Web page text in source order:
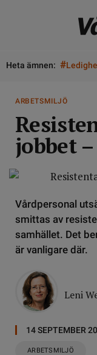
Heta ämnen: #
ARBETSMILJÖ
jobbet
Vårdpersonal
smittas av
samhället. Det
är vanligare där.
Leni
14 SEPTEMBER
ARBETSMILJÖ